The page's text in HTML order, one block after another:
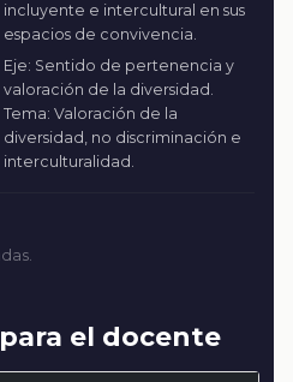
incluyente e intercultural en sus
espacios de convivencia.
Eje: Sentido de pertenencia y
valoración de la diversidad.
Tema: Valoración de la
diversidad, no discriminación e
interculturalidad.
el docente